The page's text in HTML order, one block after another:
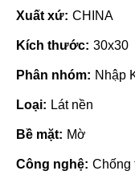
Xuất xứ: CHINA
Kích thước: 30x30
Phân nhóm: Nhập
Loại: Lát nền
Bề mặt: Mờ
Công nghệ: Chống